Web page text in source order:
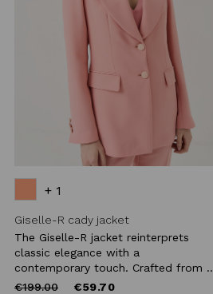
+ 1
Giselle-R cady jacket
The Giselle-R jacket reinterprets
classic elegance with a
contemporary touch. Crafted from
Price
€199.00to €59.70